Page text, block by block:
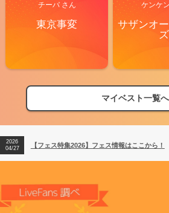
チーバ さん
東京事変
ケンケ
サザンオ
ズ
マイベスト一覧へ
【フェス特集2026】フェス情報はここから！
【ライブ動員ランキング】2026年上半期編発
2026
04/27
【フェス特集2026】フェス情報はここから！
2026